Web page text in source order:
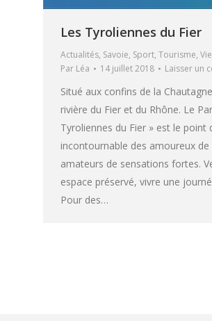
Les Tyroliennes du Fier
Actualités, Savoie, Sport, Tourisme,
Par Léa 14 juillet 2018 Laisser un
Situé aux confins de la
rivière du Fier et du Rhône. Le
Tyroliennes du Fier » est le point
incontournable des amoureux
amateurs de sensations fortes.
espace préservé, vivre une
Pour des…